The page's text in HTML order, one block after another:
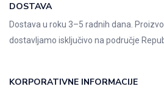
DOSTAVA
Dostava u roku 3–5 radnih dana.
dostavljamo isključivo na područje
KORPORATIVNE INFORMACIJE